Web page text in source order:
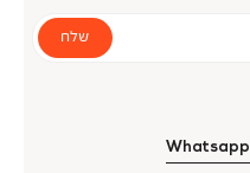
שלח
Whatsapp